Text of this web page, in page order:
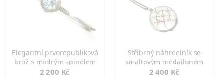
Elegantní prvorepubliková
brož s modrým spinelem
2 200 Kč
Stříbrný náhrdelník se
smaltovým medailonem
2 400 Kč